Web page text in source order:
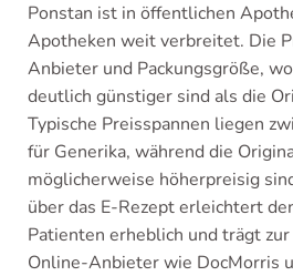
Ponstan ist in öffentlichen
Apotheken weit verbreitet. Die
Anbieter und Packungsgröße,
deutlich günstiger sind als die
Typische Preisspannen liegen
für Generika, während die
möglicherweise höherpreisig
über das E-Rezept erleichtert
Patienten erheblich und trägt
Online-Anbieter wie DocMorris